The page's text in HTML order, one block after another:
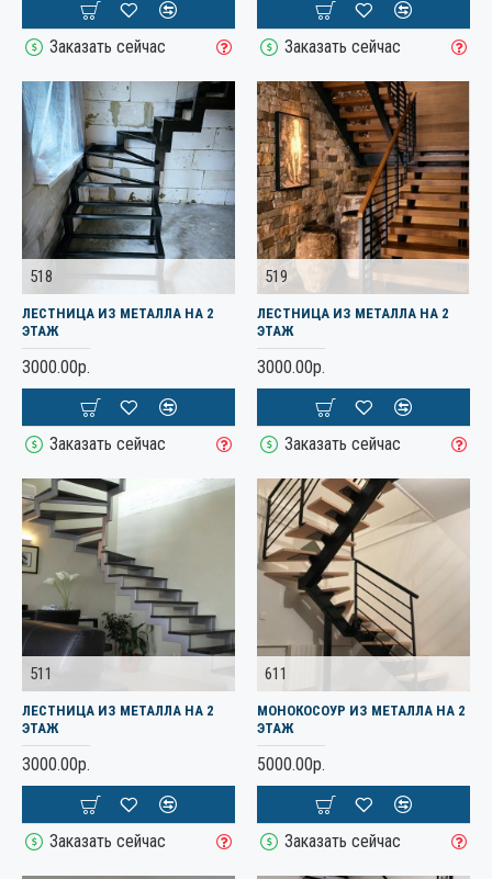
Заказать сейчас Заказать сейчас
518
ЛЕСТНИЦА ИЗ МЕТАЛЛА НА 2
ЭТАЖ
3000.00р.
Заказать сейчас
519
ЛЕСТНИЦА ИЗ МЕТАЛЛА НА 2
ЭТАЖ
3000.00р.
Заказать сейчас
511
ЛЕСТНИЦА ИЗ МЕТАЛЛА НА 2
ЭТАЖ
3000.00р.
Заказать сейчас
611
МОНОКОСОУР ИЗ МЕТАЛЛА НА 2
ЭТАЖ
5000.00р.
Заказать сейчас